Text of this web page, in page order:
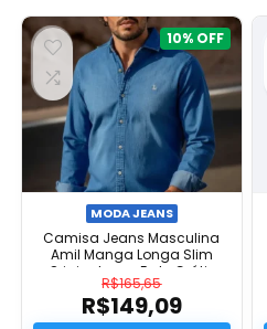
R$113,99.
10%
MODA JEANS
Camisa Jeans Masculina
Amil Manga Longa Slim
Original com Frete Grátis
R$165,65
O
R$149,09